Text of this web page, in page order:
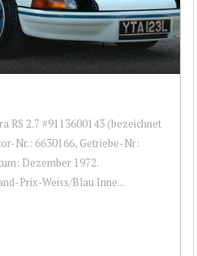
RS 2.7 #9113600143 (bezeichnet
Nr.: 6630166, Getriebe-Nr:
Dezember 1972.
Prix-Weiss/Blau Inne...